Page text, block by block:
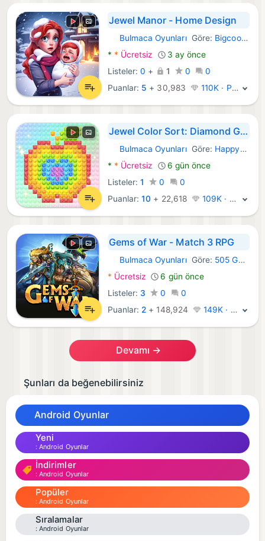
Jewel Manor - Home Design
Android Oyunlar:
Bulmaca OyunlarıGöre: Bigcool Games
* * Ücretsiz
3 ay önce
Listeler:0 + 1 0
0
Puanlar: 5 + 30,983 110K · Platin
Jewel Color Sort: Diamond Game
Android Oyunlar:
Bulmaca OyunlarıGöre: HappyTapLand
* * Ücretsiz
6 gün önce
Listeler:1 0
0
Puanlar:10 + 22,618 109K · Platin
Gems of War - Match 3 RPG
Android Oyunlar:
Bulmaca OyunlarıGöre: 505 Games Srl
* Ücretsiz
6 gün önce
Listeler: 3 0
0
Puanlar: 2 + 148,924 149K · Platin
Devamı →
Şunları da beğenebilirsiniz
Android Oyunlar
Yeni
Android Oyunlar
İndirimler
Android Oyunlar
Popüler
Android Oyunlar
Sıralamalar
Android Oyunlar